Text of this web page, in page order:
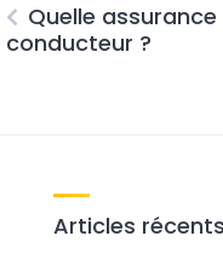
Quelle
conducteur ?
Articles récents